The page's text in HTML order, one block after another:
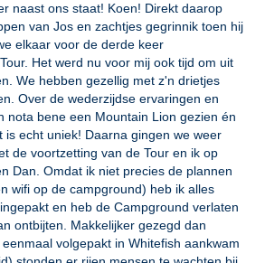
naast ons staat! Koen! Direkt daarop
van Jos en zachtjes gegrinnik toen hij
elkaar voor de derde keer
Het werd nu voor mij ook tijd om uit
We hebben gezellig met z'n drietjes
Over de wederzijdse ervaringen en
nota bene een Mountain Lion gezien én
is echt uniek! Daarna gingen we weer
de voortzetting van de Tour en ik op
Dan. Omdat ik niet precies de plannen
wifi op de campground) heb ik alles
en heb de Campground verlaten
ontbijten. Makkelijker gezegd dan
volgepakt in Whitefish aankwam